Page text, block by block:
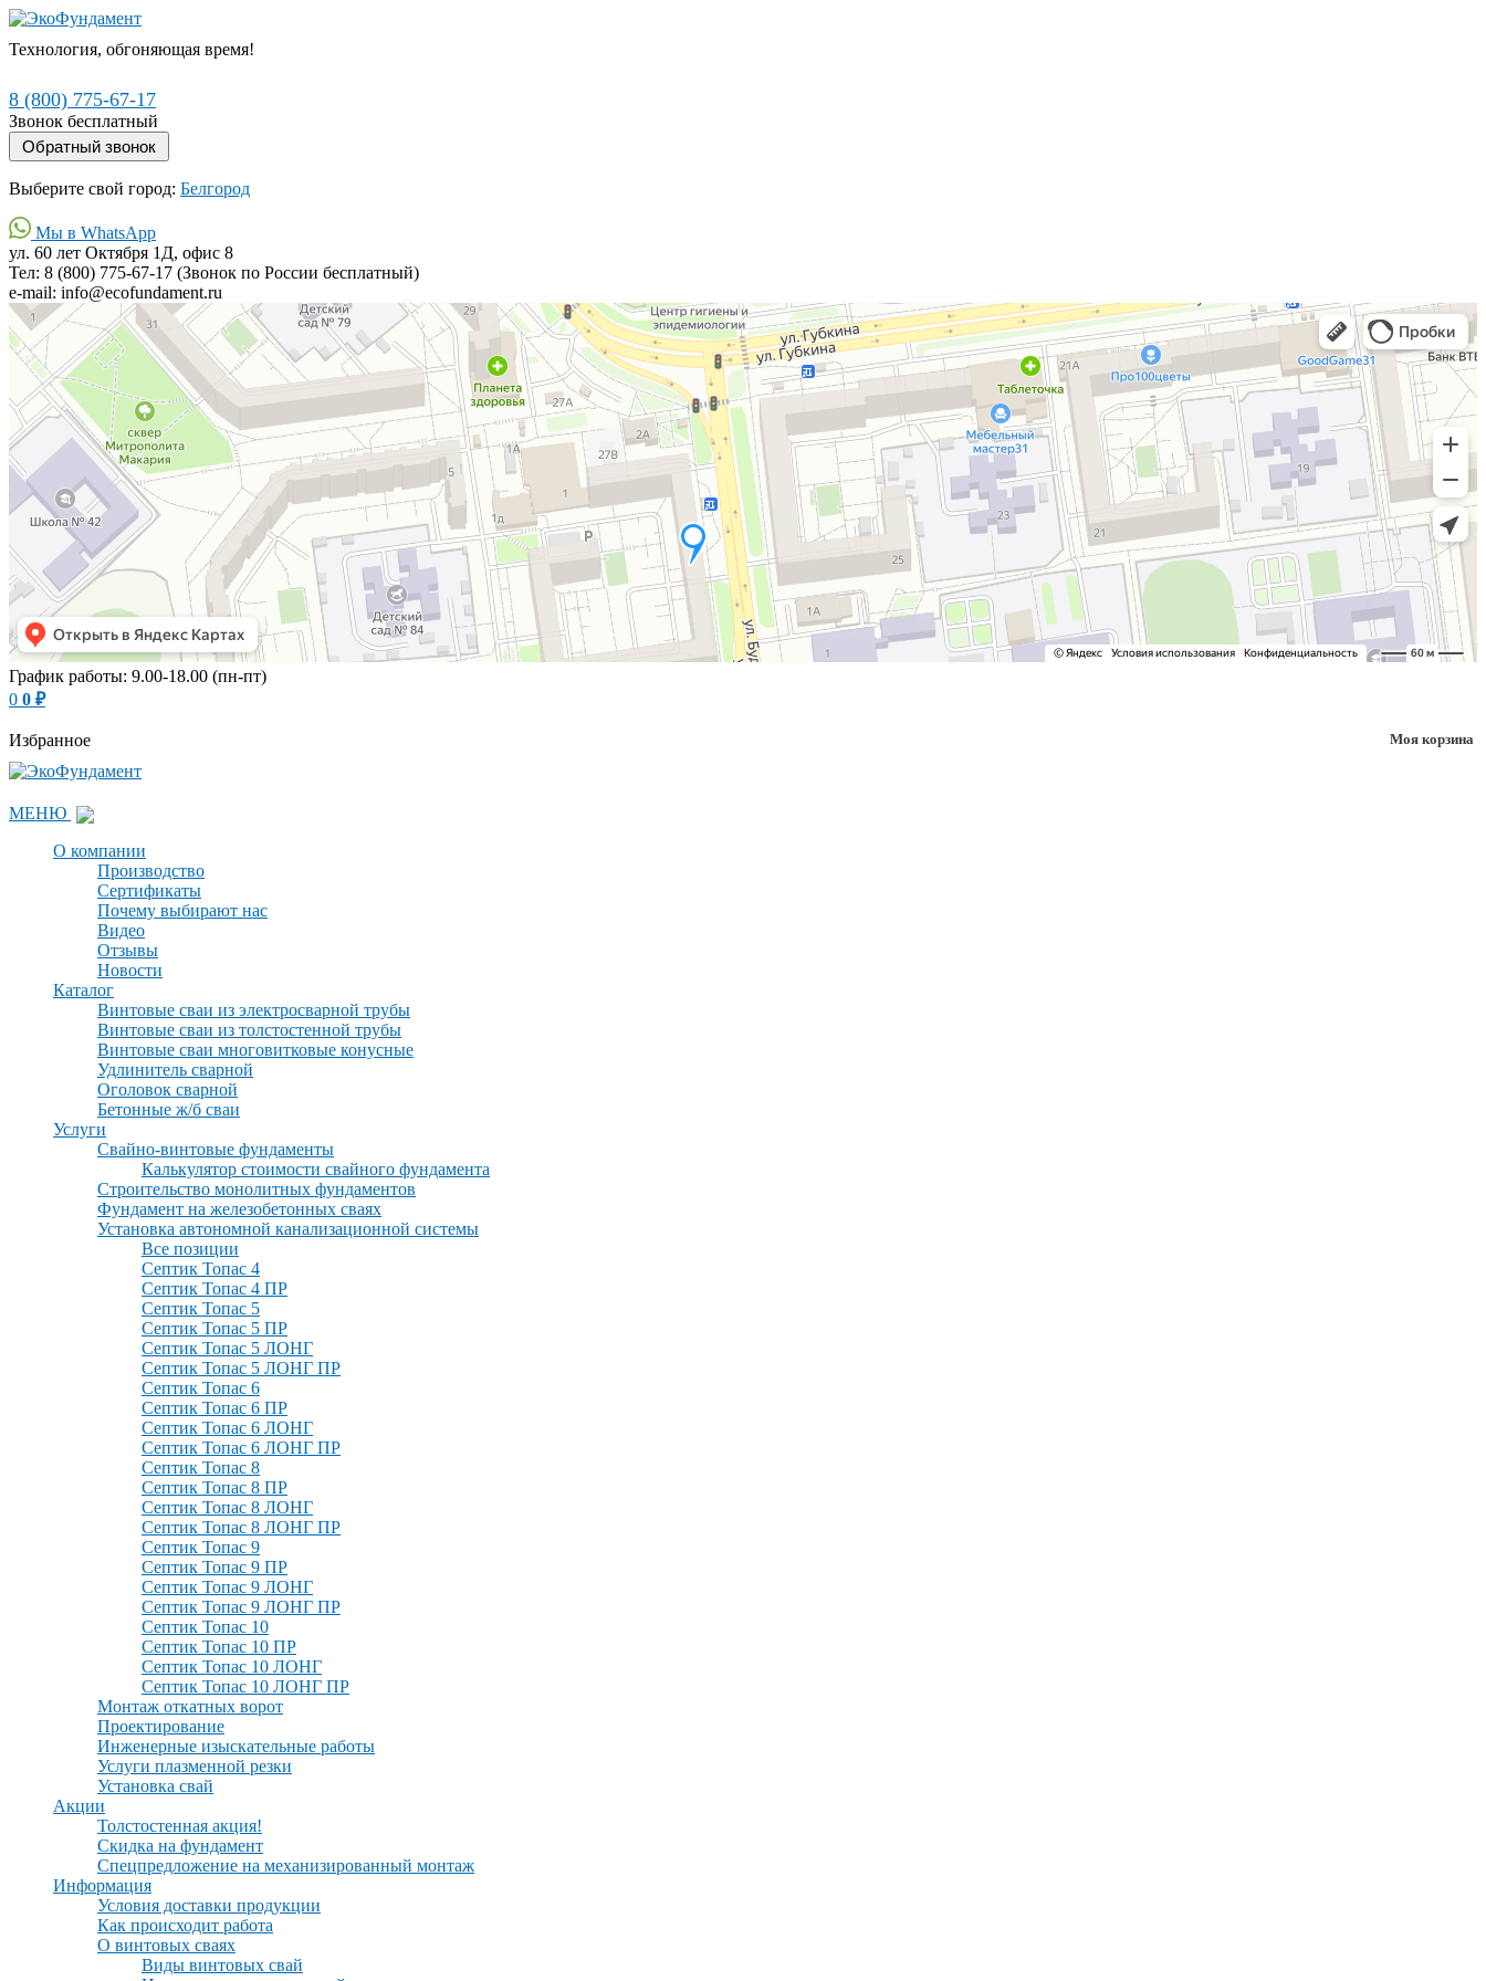
Технология, обгоняющая время!
8 (800) 775-67-17
Звонок бесплатный
Выберите свой город: Белгород
Мы в WhatsApp
ул. 60 лет Октября 1Д, офис 8
Тел: 8 (800) 775-67-17 (Звонок по России бесплатный)
e-mail: info@ecofundament.ru
График работы: 9.00-18.00 (пн-пт)
0 0 ₽
Моя корзина
Избранное
МЕНЮ
О компании
Производство
Сертификаты
Почему выбирают нас
Видео
Отзывы
Новости
Каталог
Винтовые сваи из электросварной трубы
Винтовые сваи из толстостенной трубы
Винтовые сваи многовитковые конусные
Удлинитель сварной
Оголовок сварной
Бетонные ж/б сваи
Услуги
Свайно-винтовые фундаменты
Калькулятор стоимости свайного фундамента
Строительство монолитных фундаментов
Фундамент на железобетонных сваях
Установка автономной канализационной системы
Все позиции
Септик Топас 4
Септик Топас 4 ПР
Септик Топас 5
Септик Топас 5 ПР
Септик Топас 5 ЛОНГ
Септик Топас 5 ЛОНГ ПР
Септик Топас 6
Септик Топас 6 ПР
Септик Топас 6 ЛОНГ
Септик Топас 6 ЛОНГ ПР
Септик Топас 8
Септик Топас 8 ПР
Септик Топас 8 ЛОНГ
Септик Топас 8 ЛОНГ ПР
Септик Топас 9
Септик Топас 9 ПР
Септик Топас 9 ЛОНГ
Септик Топас 9 ЛОНГ ПР
Септик Топас 10
Септик Топас 10 ПР
Септик Топас 10 ЛОНГ
Септик Топас 10 ЛОНГ ПР
Монтаж откатных ворот
Проектирование
Инженерные изыскательные работы
Услуги плазменной резки
Установка свай
Акции
Толстостенная акция!
Скидка на фундамент
Спецпредложение на механизированный монтаж
Информация
Условия доставки продукции
Как происходит работа
О винтовых сваях
Виды винтовых свай